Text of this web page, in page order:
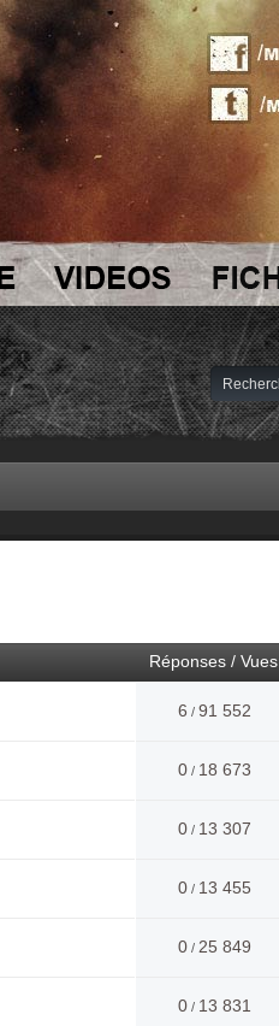
Réponses / Vues
6 / 91 552
0/ 18 673
0/ 13 307
0/ 13 455
0/ 25 849
0/ 13 831